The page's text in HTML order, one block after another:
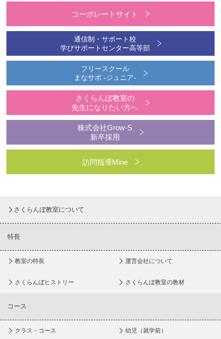
コーポレートサイト
通信制・サポート校
学びサポートセンター高等部
フリースクール
まなサポ -ジュニア-
さくらんぼ教室の
先生になりたい方へ
株式会社Grow-S
新卒採用
訪問指導Mine
さくらんぼ教室について
特長
教室の特長 運営会社について
さくらんぼヒストリー さくらんぼ教室の教材
コース
クラス・コース 幼児（就学前）